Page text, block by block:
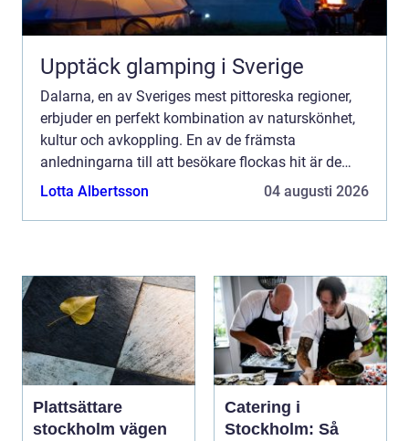
Upptäck glamping i Sverige
Dalarna, en av Sveriges mest pittoreska regioner,
erbjuder en perfekt kombination av naturskönhet,
kultur och avkoppling. En av de främsta
anledningarna till att besökare flockas hit är de
omtalade spahotellen i Dalarna. Denna p&a...
Lotta Albertsson 04 augusti 2026
Plattsättare
stockholm vägen
Catering i
Stockholm: Så